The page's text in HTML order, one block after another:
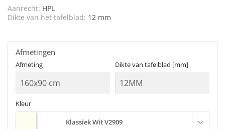
Aanrecht: HPL
Dikte van het tafelblad: 12 mm
Kleur
Klassiek Wit V2909
Afmeting Dikte van tafelblad [mm]
Afmetingen